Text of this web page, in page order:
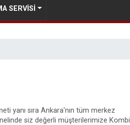
SERVISI
yanı sıra Ankara'nın tüm merkez
siz değerli müşterilerimize Kombi